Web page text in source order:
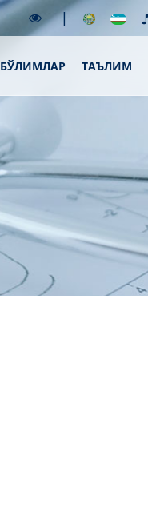
|
БЎЛИМЛАР ТАЪЛИМ